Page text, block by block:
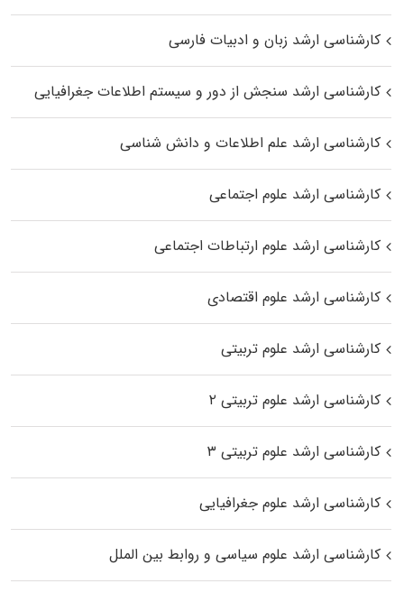
کارشناسی ارشد زبان و ادبیات فارسی
کارشناسی ارشد سنجش از دور و سیستم اطلاعات جغرافیایی
کارشناسی ارشد علم اطلاعات و دانش شناسی
کارشناسی ارشد علوم اجتماعی
کارشناسی ارشد علوم ارتباطات اجتماعی
کارشناسی ارشد علوم اقتصادی
کارشناسی ارشد علوم تربیتی
کارشناسی ارشد علوم تربیتی ۲
کارشناسی ارشد علوم تربیتی ۳
کارشناسی ارشد علوم جغرافیایی
کارشناسی ارشد علوم سیاسی و روابط بین الملل